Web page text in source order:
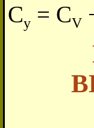
Сy = СV